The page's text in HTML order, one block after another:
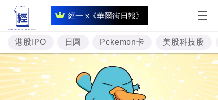
經一 x《華爾街日報》
即
時
財
經
港股IPO 日圓 Pokemon卡 美股科技股